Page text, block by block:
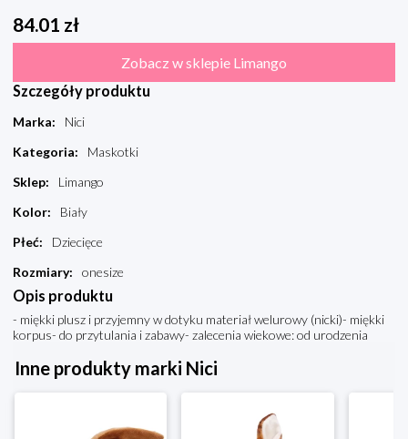
84.01 zł
Zobacz w sklepie Limango
Szczegóły produktu
Marka:
Nici
Kategoria:
Maskotki
Sklep:
Limango
Kolor:
Biały
Płeć:
Dziecięce
Rozmiary: onesize
Opis produktu
- miękki plusz i przyjemny w dotyku materiał welurowy (nicki)- miękki
korpus- do przytulania i zabawy- zalecenia wiekowe: od urodzenia
Inne produkty marki Nici